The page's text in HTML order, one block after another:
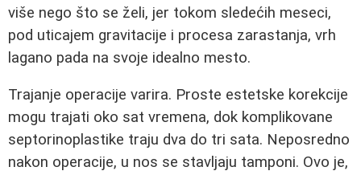
više nego što se želi, jer tokom sledećih meseci,
pod uticajem gravitacije i procesa zarastanja, vrh
lagano pada na svoje idealno mesto.
Trajanje operacije varira. Proste estetske korekcije
mogu trajati oko sat vremena, dok komplikovane
septorinoplastike traju dva do tri sata. Neposredno
nakon operacije, u nos se stavljaju tamponi. Ovo je,